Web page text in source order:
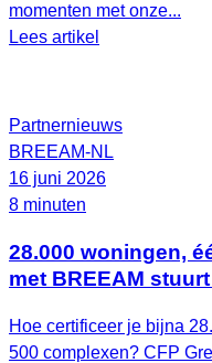
momenten met onze...
Lees artikel
Partnernieuws
BREEAM-NL
16 juni 2026
8 minuten
28.000 woningen,
met BREEAM
Hoe certificeer je bijna
500 complexen? CFP